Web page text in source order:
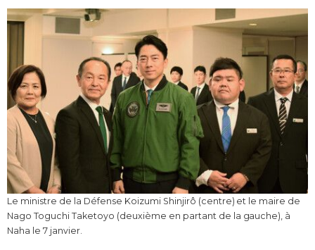
Le ministre de la Défense Koizumi Shinjirô (centre) et le maire de
Nago Toguchi Taketoyo (deuxième en partant de la gauche), à
Naha le 7 janvier.